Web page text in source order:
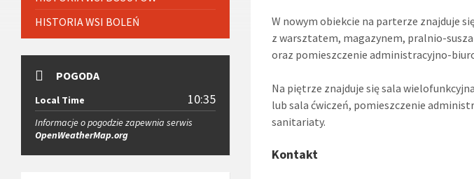
W nowym obiekcie na parterze znajduje
z warsztatem, magazynem, pralnio-
oraz pomieszczenie administracyjno-
Na piętrze znajduje się sala
lub sala ćwiczeń, pomieszczenie
sanitariaty.
Kontakt
HISTORIA WSI BOLEŃ
POGODA
Local Time 10:35
Informacje o pogodzie zapewnia serwis
OpenWeatherMap.org